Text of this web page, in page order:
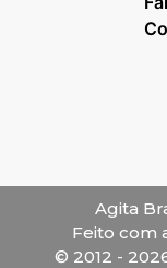
Agita
Feito com
© 2012 -